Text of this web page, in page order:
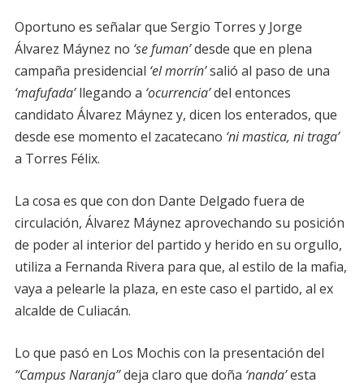
Oportuno es señalar que Sergio Torres y Jorge
Álvarez Máynez no ‘se fuman’desde que en plena
campaña presidencial ‘el morrín’salió al paso de una
‘mafufada’llegando a ‘ocurrencia’del entonces
candidato Álvarez Máynez y, dicen los enterados, que
desde ese momento el zacatecano ‘ni mastica, ni traga’
a Torres Félix.
La cosa es que con don Dante Delgado fuera de
circulación, Álvarez Máynez aprovechando su posición
de poder al interior del partido y herido en su orgullo,
utiliza a Fernanda Rivera para que, al estilo de la mafia,
vaya a pelearle la plaza, en este caso el partido, al ex
alcalde de Culiacán.
Lo que pasó en Los Mochis con la presentación del
“Campus Naranja”deja claro que doña ‘nanda’esta